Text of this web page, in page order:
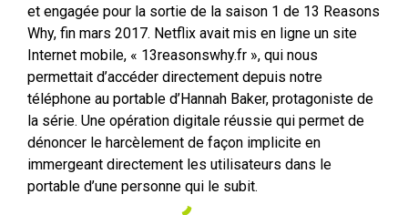
et engagée pour la sortie de la saison 1 de 13 Reasons
Why, fin mars 2017. Netflix avait mis en ligne un site
Internet mobile, « 13reasonswhy.fr », qui nous
permettait d’accéder directement depuis notre
téléphone au portable d’Hannah Baker, protagoniste de
la série. Une opération digitale réussie qui permet de
dénoncer le harcèlement de façon implicite en
immergeant directement les utilisateurs dans le
portable d’une personne qui le subit.